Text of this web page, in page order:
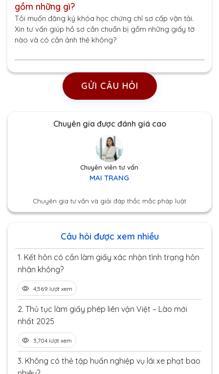
gồm những gì?
Tôi muốn đăng ký khóa học chứng chỉ sơ cấp vận tải.
Xin tư vấn giúp hồ sơ cần chuẩn bị gồm những giấy tờ
nào và có cần ảnh thẻ không?
GỬI CÂU HỎI
Chuyên gia được đánh giá cao
Chuyên viên tư vấn
MAI TRANG
Chuyên gia tư vấn và giải đáp thắc mắc pháp luật
Câu hỏi được xem nhiều
1. Kết hôn có cần làm giấy xác nhận tình trạng hôn
nhân không?
4,569 lượt xem
2. Thủ tục làm giấy phép liên vận Việt – Lào mới
nhất 2025
3,704 lượt xem
3. Không có thẻ tập huấn nghiệp vụ lái xe phạt bao